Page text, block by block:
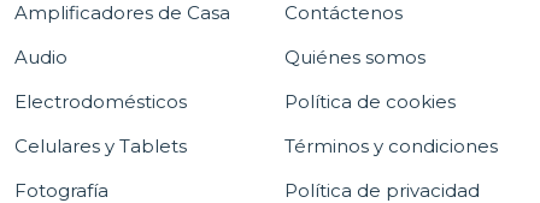
Amplificadores de Casa
Audio
Electrodomésticos
Celulares y Tablets
Fotografía
Contáctenos
Quiénes somos
Política de cookies
Términos y condiciones
Política de privacidad